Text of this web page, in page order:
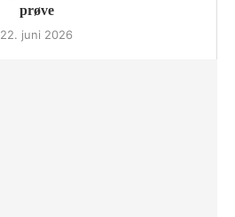
prøve
22. juni 2026